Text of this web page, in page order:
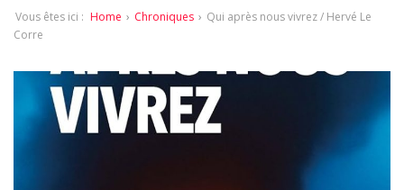
Vous êtes ici : Home › Chroniques › Qui après nous vivrez / Hervé Le
Corre